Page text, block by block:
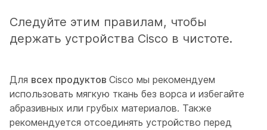
Следуйте этим правилам, чтобы
держать устройства Cisco в чистоте.
Для всех продуктов Cisco мы рекомендуем
использовать мягкую ткань без ворса и избегайте
абразивных или грубых материалов. Также
рекомендуется отсоединять устройство перед